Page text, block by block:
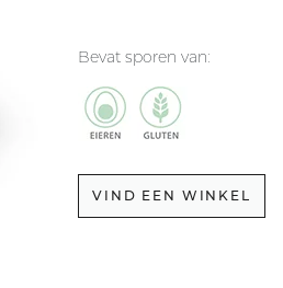
Bevat sporen van:
VIND EEN WINKEL